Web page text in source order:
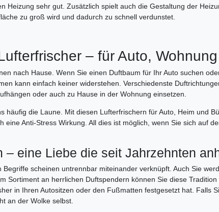
Heizung sehr gut. Zusätzlich spielt auch die Gestaltung der
zu groß wird und dadurch zu schnell verdunstet.
– für Auto,
nach Hause. Wenn Sie einen Duftbaum für Ihr Auto suchen
kann einfach keiner widerstehen. Verschiedenste
oder auch zu Hause in der Wohnung einsetzen.
häufig die Laune. Mit diesen Lufterfrischern für Auto, Heim und
eine Anti-Stress Wirkung. All dies ist möglich, wenn Sie sich auf
– eine Liebe die seit Jahrzehnten
Begriffe scheinen untrennbar miteinander verknüpft. Auch Sie
Sortiment an herrlichen Duftspendern können Sie diese
in Ihren Autositzen oder den Fußmatten festgesetzt hat. Falls
an der Wolke selbst.